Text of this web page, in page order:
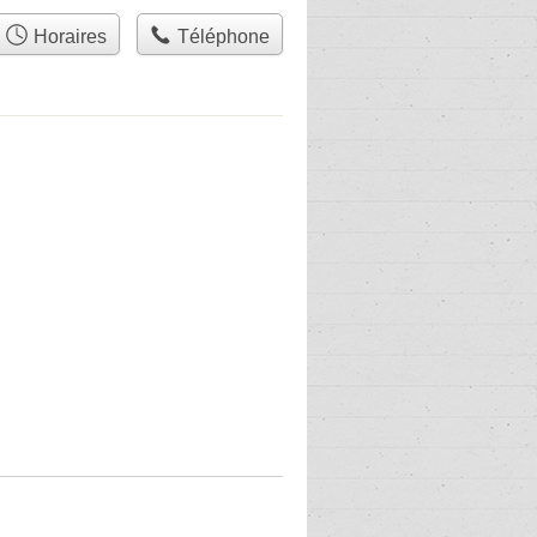
Horaires Téléphone